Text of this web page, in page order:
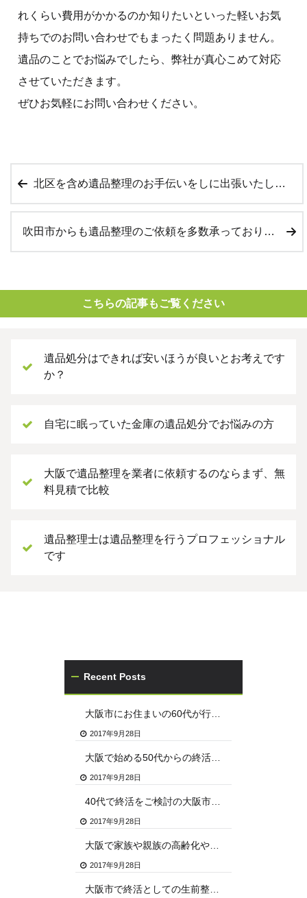
れくらい費用がかかるのか知りたいといった軽いお気
持ちでのお問い合わせでもまったく問題ありません。
遺品のことでお悩みでしたら、弊社が真心こめて対応
させていただきます。
ぜひお気軽にお問い合わせください。
北区を含め遺品整理のお手伝いをしに出張いたします
吹田市からも遺品整理のご依頼を多数承っております
こちらの記事もご覧ください
遺品処分はできれば安いほうが良いとお考えです
か？
自宅に眠っていた金庫の遺品処分でお悩みの方
大阪で遺品整理を業者に依頼するのならまず、無
料見積で比較
遺品整理士は遺品整理を行うプロフェッショナル
です
Recent Posts
2017年9月28日
2017年9月28日
2017年9月28日
2017年9月28日